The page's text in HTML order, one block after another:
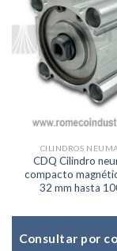
CILINDROS
CDQ Cilindro
compacto
32 mm hasta
Consultar por